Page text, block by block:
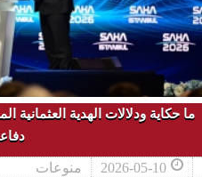
ما حكاية ودلالات الهدية
2026-05-10 منوعات